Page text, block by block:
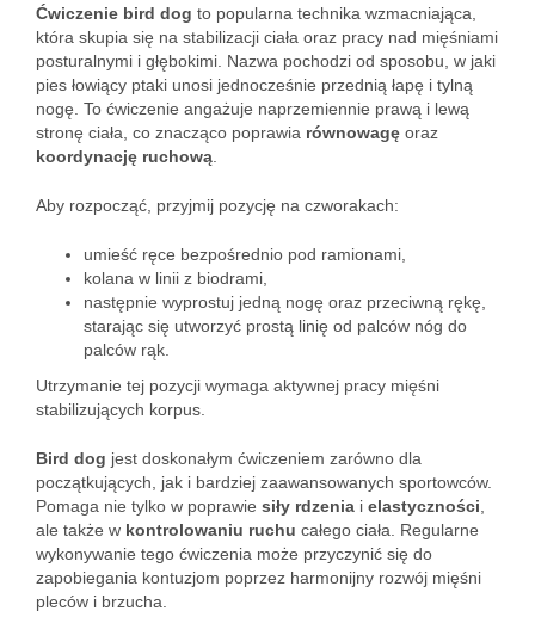
Ćwiczenie bird dog to popularna technika wzmacniająca,
która skupia się na stabilizacji ciała oraz pracy nad mięśniami
posturalnymi i głębokimi. Nazwa pochodzi od sposobu, w jaki
pies łowiący ptaki unosi jednocześnie przednią łapę i tylną
nogę. To ćwiczenie angażuje naprzemiennie prawą i lewą
stronę ciała, co znacząco poprawia równowagę oraz
koordynację ruchową
Aby rozpocząć, przyjmij pozycję na czworakach:
umieść ręce bezpośrednio pod ramionami,
kolana w linii z biodrami,
następnie wyprostuj jedną nogę oraz przeciwną rękę,
starając się utworzyć prostą linię od palców nóg do
palców rąk.
Utrzymanie tej pozycji wymaga aktywnej pracy mięśni
stabilizujących korpus.
Bird dog jest doskonałym ćwiczeniem zarówno dla
początkujących, jak i bardziej zaawansowanych sportowców.
Pomaga nie tylko w poprawie siły rdzenia i elastyczności
ale także w kontrolowaniu ruchu całego ciała. Regularne
wykonywanie tego ćwiczenia może przyczynić się do
zapobiegania kontuzjom poprzez harmonijny rozwój mięśni
pleców i brzucha.